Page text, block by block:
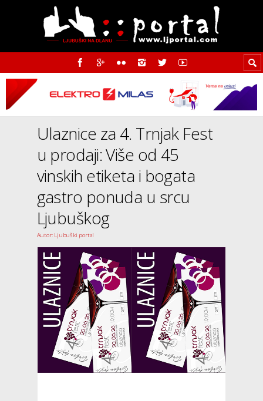
Ulaznice za 4. Trnjak Fest
u prodaji: Više od 45
vinskih etiketa i bogata
gastro ponuda u srcu
Ljubuškog
Autor: Ljubuški portal